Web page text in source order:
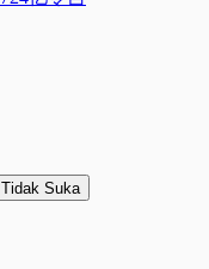
Tidak Suka